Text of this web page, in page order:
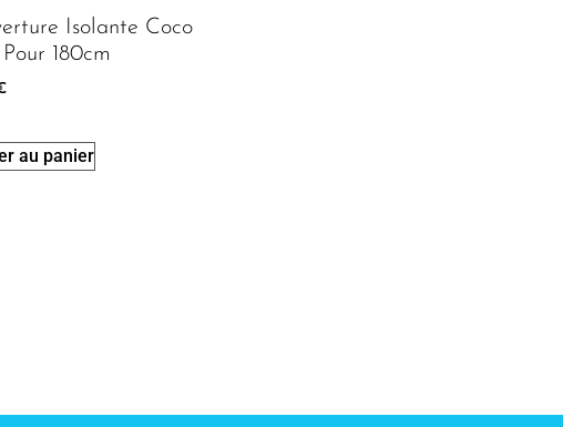
Isolante Coco
180cm
au panier